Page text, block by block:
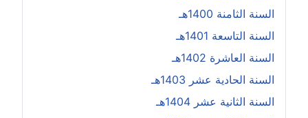
السنة الثامنة 1400هـ
السنة التاسعة 1401هـ
السنة العاشرة 1402هـ
السنة الحادية عشر 1403هـ
السنة الثانية عشر 1404هـ